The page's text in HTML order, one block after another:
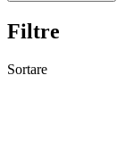
Filtre
Sortare